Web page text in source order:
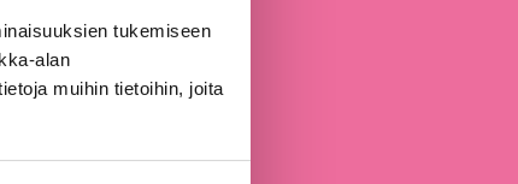
tukemiseen
alan
muihin tietoihin, joita